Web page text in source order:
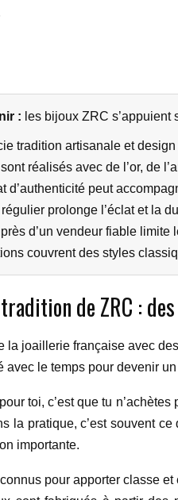
: les bijoux ZRC
tradition artisanale et
réalisés avec de l’or, de
d’authenticité peut
régulier prolonge l’éclat et la
d’un vendeur fiable limite
couvrent des styles
de ZRC :
la joaillerie française avec
avec le temps pour devenir
toi, c’est que tu
la pratique, c’est souvent
importante.
pour apporter classe